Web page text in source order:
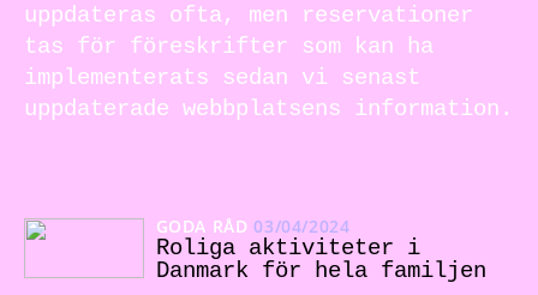
uppdateras ofta, men reservationer
tas för föreskrifter som kan ha
implementerats sedan vi senast
uppdaterade webbplatsens information.
GODA RÅD 03/04/2024
Roliga aktiviteter i
Danmark för hela familjen